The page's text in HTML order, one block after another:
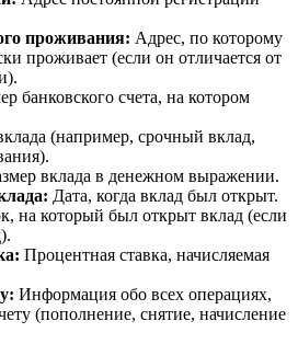
проживания: Адрес, по которому
проживает (если он отличается от
банковского счета, на котором
(например, срочный вклад,
вклада в денежном выражении.
Дата, когда вклад был открыт.
на который был открыт вклад (если
Процентная ставка, начисляемая
Информация обо всех операциях,
(пополнение, снятие, начисление